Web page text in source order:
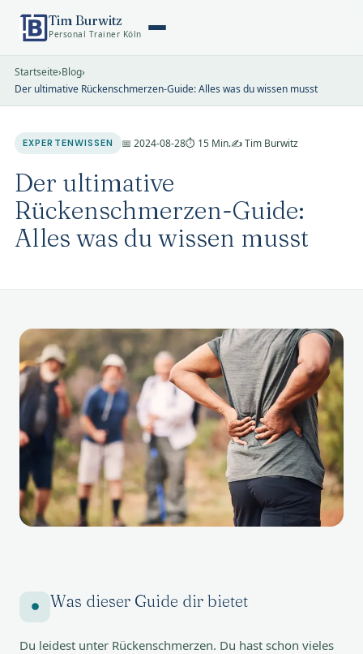
Tim Burwitz
Personal Trainer Köln
Startseite›Blog›
Der ultimative Rückenschmerzen-Guide: Alles was du wissen musst
EXPERTENWISSEN 📅 2024-08-28⏱ 15 Min.✍️ Tim Burwitz
Der ultimative
Rückenschmerzen-Guide:
Alles was du wissen musst
Was dieser Guide dir bietet
Du leidest unter Rückenschmerzen. Du hast schon vieles